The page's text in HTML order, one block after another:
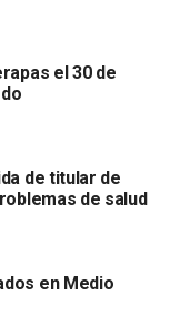
solicitó al
país y
un video
el 30 de
de titular de
de salud
en Medio